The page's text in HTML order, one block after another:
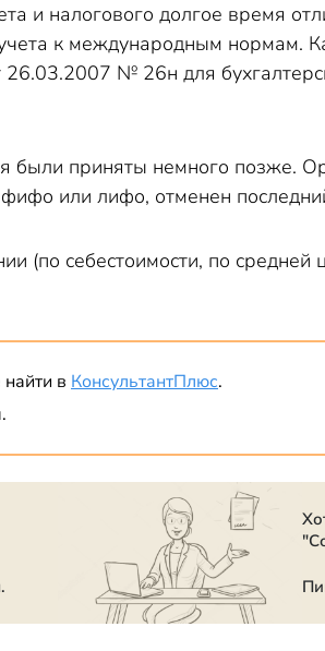
и налогового долгое время
к международным
№ 26н для
были приняты немного позже.
или лифо, отменен
(по себестоимости, по
в КонсультантПлюс.